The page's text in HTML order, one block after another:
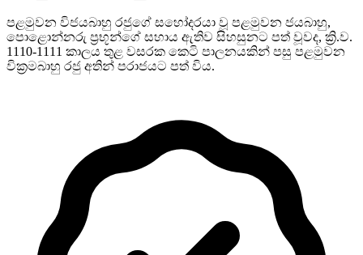
පළමුවන විජයබාහු රජුගේ සහෝදරයා වූ පළමුවන ජයබාහු,
පොළොන්නරු ප්‍රභූන්ගේ සහාය ඇතිව සිහසුනට පත් වූවද, ක්‍රි.ව.
1110-1111 කාලය තුළ වසරක කෙටි පාලනයකින් පසු පළමුවන
වික්‍රමබාහු රජු අතින් පරාජයට පත් විය.